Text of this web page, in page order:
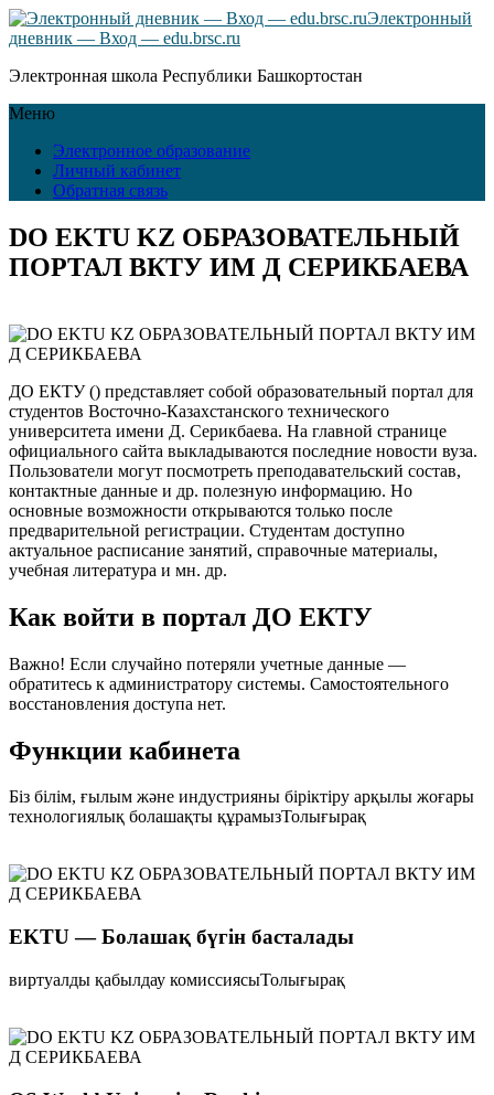
Электронный
дневник — Вход — edu.brsc.ru
Электронная школа Республики Башкортостан
Меню
Электронное образование
Личный кабинет
Обратная связь
DO EKTU KZ ОБРАЗОВАТЕЛЬНЫЙ
ПОРТАЛ ВКТУ ИМ Д СЕРИКБАЕВА
ДО ЕКТУ () представляет собой образовательный портал для
студентов Восточно-Казахстанского технического
университета имени Д. Серикбаева. На главной странице
официального сайта выкладываются последние новости вуза.
Пользователи могут посмотреть преподавательский состав,
контактные данные и др. полезную информацию. Но
основные возможности открываются только после
предварительной регистрации. Студентам доступно
актуальное расписание занятий, справочные материалы,
учебная литература и мн. др.
Как войти в портал ДО ЕКТУ
Важно! Если случайно потеряли учетные данные —
обратитесь к администратору системы. Самостоятельного
восстановления доступа нет.
Функции кабинета
Біз білім, ғылым және индустрияны біріктіру арқылы жоғары
технологиялық болашақты құрамызТолығырақ
EKTU — Болашақ бүгін басталады
виртуалды қабылдау комиссиясыТолығырақ